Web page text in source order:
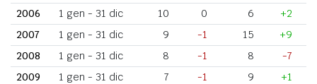
2006
1 gen - 31 dic 10 0 6
+2
2007
1 gen - 31 dic 9 -1 15
+9
2008
1 gen - 31 dic 8 -1 8
-7
2009
1 gen - 31 dic 7 -1 9
+1